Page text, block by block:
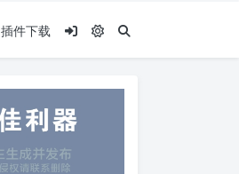
插件下载